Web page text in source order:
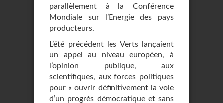
parallèlement à la Conférence
Mondiale sur l’Energie des pays
producteurs.
L’été précédent les Verts lançaient
un appel au niveau européen, à
l’opinion publique, aux
scientifiques, aux forces politiques
pour « ouvrir définitivement la voie
d’un progrès démocratique et sans